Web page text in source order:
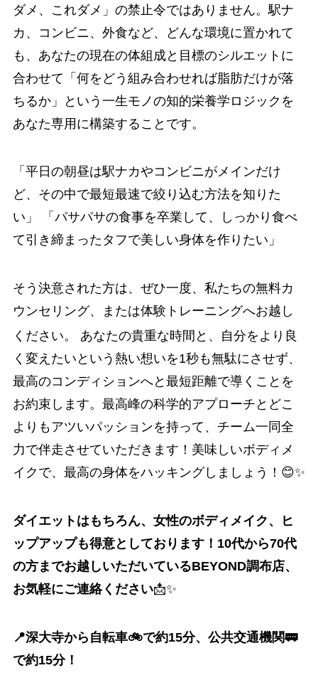
ダメ、これダメ」の禁止令ではありません。駅ナ
カ、コンビニ、外食など、どんな環境に置かれて
も、あなたの現在の体組成と目標のシルエットに
合わせて「何をどう組み合わせれば脂肪だけが落
ちるか」という一生モノの知的栄養学ロジックを
あなた専用に構築することです。
「平日の朝昼は駅ナカやコンビニがメインだけ
ど、その中で最短最速で絞り込む方法を知りた
い」 「パサパサの食事を卒業して、しっかり食べ
て引き締まったタフで美しい身体を作りたい」
そう決意された方は、ぜひ一度、私たちの無料カ
ウンセリング、または体験トレーニングへお越し
ください。
あなたの貴重な時間と、自分をより良
く変えたいという熱い想いを1秒も無駄にさせず、
最高のコンディションへと最短距離で導くことを
お約束します。最高峰の科学的アプローチとどこ
よりもアツいパッションを持って、チーム一同全
力で伴走させていただきます！美味しいボディメ
イクで、最高の身体をハッキングしましょう！😊✨
ダイエットはもちろん、女性のボディメイク、ヒ
ップアップも得意としております！10代から70代
の方までお越しいただいているBEYOND調布店、
お気軽にご連絡ください📩✨
📍深大寺から自転車🚲で約15分、公共交通機関🚃
で約15分！